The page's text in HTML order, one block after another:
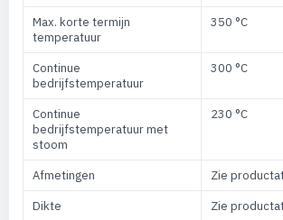
Max. korte termijn
temperatuur
350 °C
Continue
bedrijfstemperatuur
300 °C
Continue
bedrijfstemperatuur met
stoom
230 °C
Afmetingen
Zie
Dikte
Zie